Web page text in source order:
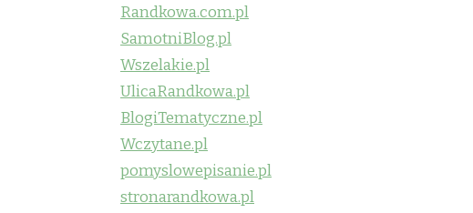
Randkowa.com.pl
SamotniBlog.pl
Wszelakie.pl
UlicaRandkowa.pl
BlogiTematyczne.pl
Wczytane.pl
pomyslowepisanie.pl
stronarandkowa.pl